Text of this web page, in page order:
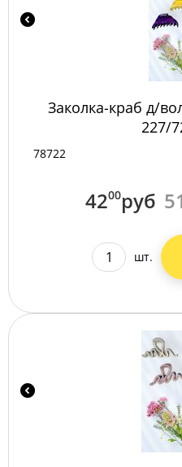
Заколка-краб д/
227/
78722
4200руб 51
шт.